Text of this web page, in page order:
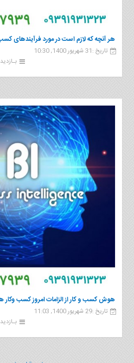
هر آنچه که لازم است در مورد فرآیندهای کسب
تاریخ :31 شهریور 1400, 10:30
بـازدید :
هوش کسب و کار از الزامات امروز کسب وکار
تاریخ :29 شهریور 1400, 11:03
بـازدید :